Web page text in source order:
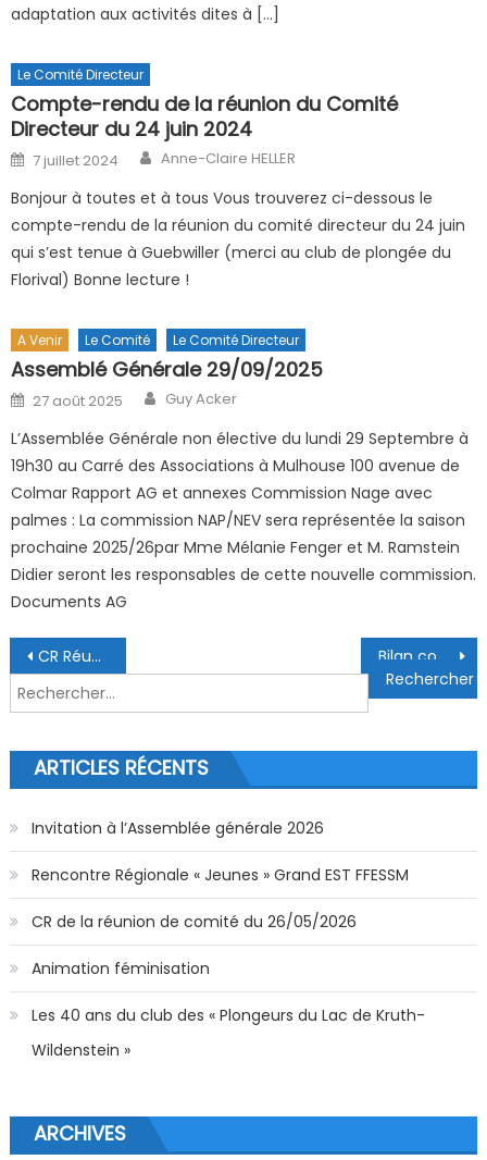
adaptation aux activités dites à […]
Le Comité Directeur
Compte-rendu de la réunion du Comité
Directeur du 24 juin 2024
Posted on
7 juillet 2024 Author
Anne-Claire HELLER
Bonjour à toutes et à tous Vous trouverez ci-dessous le
compte-rendu de la réunion du comité directeur du 24 juin
qui s’est tenue à Guebwiller (merci au club de plongée du
Florival) Bonne lecture !
A Venir Le Comité Le Comité Directeur
Assemblé Générale 29/09/2025
Posted on
27 août 2025 Author
Guy Acker
L’Assemblée Générale non élective du lundi 29 Septembre à
19h30 au Carré des Associations à Mulhouse 100 avenue de
Colmar Rapport AG et annexes Commission Nage avec
palmes : La commission NAP/NEV sera représentée la saison
prochaine 2025/26par Mme Mélanie Fenger et M. Ramstein
Didier seront les responsables de cette nouvelle commission.
Documents AG
Navigation de l’article
CR Réunion comité directeur du 09/09/2024
Rechercher :
ARTICLES RÉCENTS
Invitation à l’Assemblée générale 2026
Rencontre Régionale « Jeunes » Grand EST FFESSM
CR de la réunion de comité du 26/05/2026
Animation féminisation
Les 40 ans du club des « Plongeurs du Lac de Kruth-
Wildenstein »
ARCHIVES